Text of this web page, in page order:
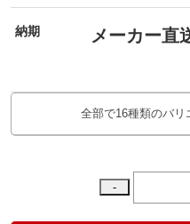
納期 メーカー直
全部で16種類のバリ